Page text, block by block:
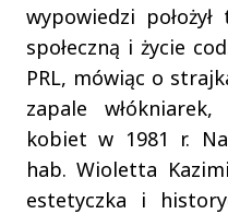
wypowiedzi
społeczną i życie
PRL, mówiąc o
zapale
kobiet w 1981 r.
hab. Wioletta
estetyczka i